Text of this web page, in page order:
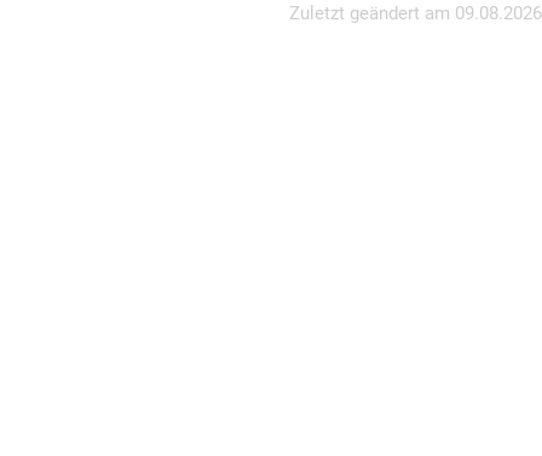
Zuletzt geändert am 09.08.2026